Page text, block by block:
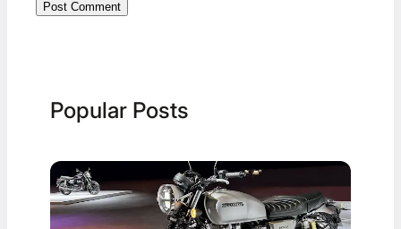
Popular Posts